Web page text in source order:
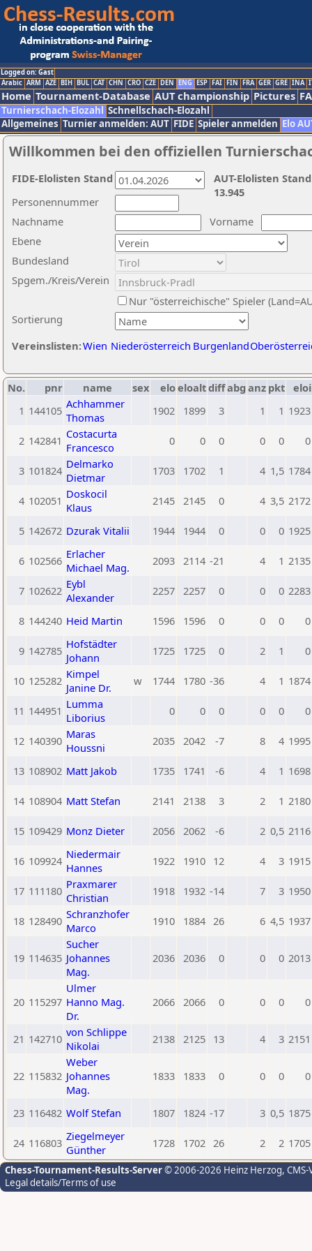
Logged on: Gast
Arabic ARM AZE BIH BUL CAT CHN CRO CZE DEN ENG ESP FAI FIN FRA GER GRE INA
Home Tournament-Database AUT championship Pictures
Turnierschach-Elozahl Schnellschach-Elozahl
Allgemeines Turnier anmelden: AUT FIDE Spieler anmelden Elo
Willkommen bei den offiziellen
Nachname
Vorname
Ebene
Sortierung
Personennummer
Bundesland
Spgem./Kreis/Verein
Nur "österreichische" Spieler
Vereinslisten:Wien Niederösterreich Burgenland
AUT-Elolisten
13.945
FIDE-Elolisten Stand
No. pnr name sex eloeloaltdiffabg anz pkt eloi
1 144105 Achhammer
Thomas
1902 1899 3 1 1 1923
2 142841 Costacurta
Francesco
0 0 0 0 0 0
3 101824 Delmarko
Dietmar
1703 1702 1 4 1,5 1784
4 102051 Doskocil
Klaus
2145 2145 0 4 3,5 2172
5 142672 Dzurak Vitalii 1944 1944 0 0 0 1925
6 102566 Erlacher
Michael Mag.
2093 2114 -21 4 1 2135
7 102622 Eybl
Alexander
2257 2257 0 0 0 2283
8 144240 Heid Martin 1596 1596 0 0 0 0
9 142785 Hofstädter
Johann
1725 1725 0 2 1 0
10 125282 Kimpel
Janine Dr.
w 1744 1780 -36 4 1 1874
11 144951 Lumma
Liborius
0 0 0 0 0 0
12 140390 Maras
Houssni
2035 2042 -7 8 4 1995
13 108902 Matt Jakob 1735 1741 -6 4 1 1698
14 108904 Matt Stefan 2141 2138 3 2 1 2180
15 109429 Monz Dieter 2056 2062 -6 2 0,5 2116
16 109924 Niedermair
Hannes
1922 1910 12 4 3 1915
17 111180 Praxmarer
Christian
1918 1932 -14 7 3 1950
18 128490 Schranzhofer
Marco
1910 1884 26 6 4,5 1937
19 114635
Sucher
Johannes
Mag.
2036 2036 0 0 0 2013
20 115297
Ulmer
Hanno Mag.
Dr.
2066 2066 0 0 0 0
21 142710 von Schlippe
Nikolai
2138 2125 13 4 3 2151
22 115832
Weber
Johannes
Mag.
1833 1833 0 0 0 0
23 116482 Wolf Stefan 1807 1824 -17 3 0,5 1875
24 116803 Ziegelmeyer
Günther
1728 1702 26 2 2 1705
Chess-Tournament-Results-Server© 2006-2026 Heinz Herzog,
Legal details/Terms of use